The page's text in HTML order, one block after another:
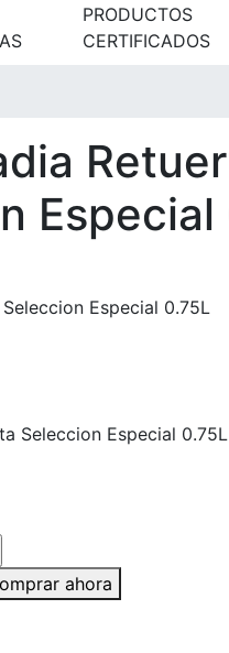
PRODUCTOS
CERTIFICADOS
Especial
Especial 0.75L
ahora